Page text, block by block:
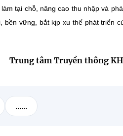
làm tại chỗ, nâng cao thu nhập và
bền vững, bắt kịp xu thế phát triển
Trung tâm Truyền thông
......